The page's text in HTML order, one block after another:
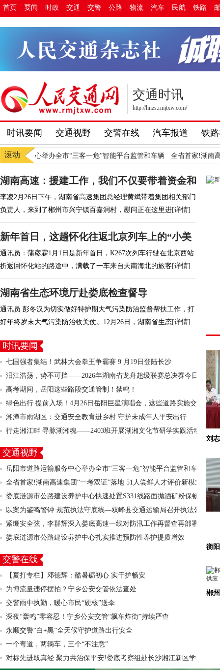
首页 要闻 时政 交通 交警 公路 物流 汽车 民航 铁路
交通时讯
http://hnzs.rmjtxw.com/
时讯要闻 交通视野 交警在线 汽车报道 铁
滚动
服务中心举办全市“三客一危”智能平台监管和车辆 全省首家!湖南高
湖南高速：援建工作，我们不仅要带着资金和
李凌2月26日下午，湖南省高速集团总经理黄斌带着集团相关部门
负责人，来到了郴州市兴宁镇百嘉洞村，慰问正在这里进[详情]
新年首日，这趟怀化往返北京列车上的“小美
通讯员：蒲彦霖1月1日是新年首日，K267次列车行驶在北京西站
折返回怀化站的路途中，满载了一车来自天南海北的旅客 [详情]
湖南省生态环境厅赴娄底检查督导
通讯员 彭冬汉为切实做好特护期大气污染防治监督帮扶工作，打
好年终岁末大气污染防治收关仗。12月26日，湖南省生态[详情]
时讯要闻
七国强者集结！武林大会拳王争霸赛 9 月19日登陆长沙
汨江浩荡，势不可挡——2026年湖南省龙舟超级联赛总决赛今日
开赛
高考期间，岳阳这些路段交通管制！禁鸣！
绿色出行 提前入场！4月26日岳阳巨星演唱会，这些道路实施交
通管
湘潭市雨湖区：交通安全教育进乡村 守护未成年人平安出行
行走湘江畔 寻脉湖湘魂——2403班开展湖湘文化节研学实践活动
交通视野
岳阳市道路运输服务中心举办全市“三客一危”智能平台监管和车
辆
全省首家!湖南高速集团“一考双证”落地 51人尝鲜人才评价新模式
娄底涟源市公路建设养护中心快速处置S331线路面抛洒矿粉保畅
安
以案为鉴鸣警钟·规范执法守底线—双峰县交通运输局召开执法领
域
紧绷安全弦，李群辉深入娄底高速一线对防汛工作再督查再部署
娄底涟源市公路建设养护中心扎实推进预防性养护提质增效
交警在线
【夏打专栏】邓德辉：酷暑砺初心 实干护畅安
为博流量违停摆拍？宁乡公安交管依法查处
交警雨中执勤，暖心市民“硬核”送伞
深夜“轰鸣”零容忍！宁乡公安交管“飙车炸街”持续严查
永顺交警“白+黑”全天候守护道路出行安全
一个弯道，两辆车，三个“不注意”
对标先进取真经 聚力共治保平安!娄底考察组赴长沙湘江新区学
刘
衡
郴